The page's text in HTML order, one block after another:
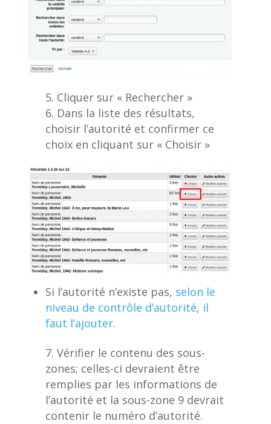
Cliquer sur « Rechercher »
Dans la liste des résultats,
choisir l’autorité et confirmer ce
choix en cliquant sur « Choisir »
Si l’autorité n’existe pas, selon le
niveau de contrôle d’autorité, il
faut l’ajouter.
Vérifier le contenu des sous-
zones; celles-ci devraient être
remplies par les informations de
l’autorité et la sous-zone 9 devrait
contenir le numéro d’autorité.